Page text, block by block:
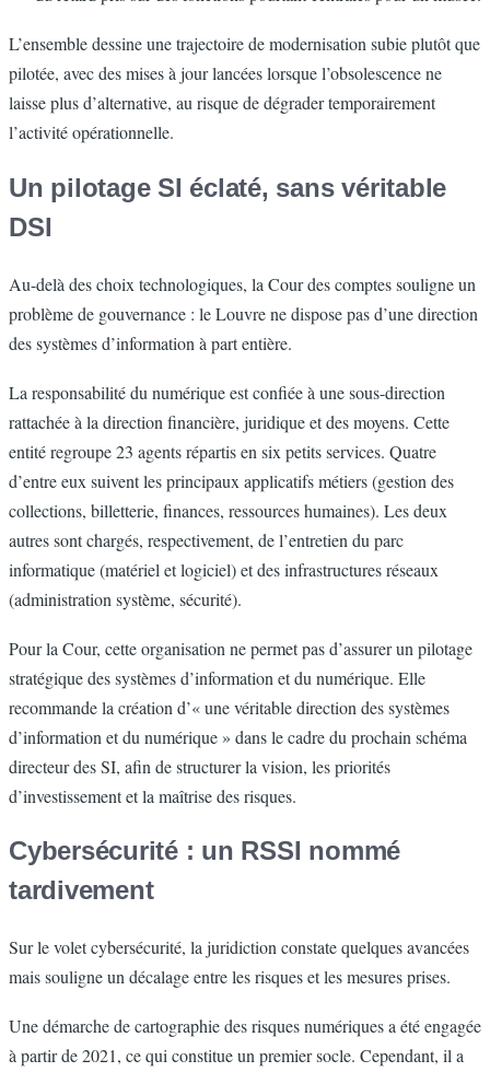
L’ensemble dessine une trajectoire de modernisation subie plutôt que
pilotée, avec des mises à jour lancées lorsque l’obsolescence ne
laisse plus d’alternative, au risque de dégrader temporairement
l’activité opérationnelle.
Un pilotage SI éclaté, sans véritable
DSI
Au-delà des choix technologiques, la Cour des comptes souligne un
problème de gouvernance : le Louvre ne dispose pas d’une direction
des systèmes d’information à part entière.
La responsabilité du numérique est confiée à une sous-direction
rattachée à la direction financière, juridique et des moyens. Cette
entité regroupe 23 agents répartis en six petits services. Quatre
d’entre eux suivent les principaux applicatifs métiers (gestion des
collections, billetterie, finances, ressources humaines). Les deux
autres sont chargés, respectivement, de l’entretien du parc
informatique (matériel et logiciel) et des infrastructures réseaux
(administration système, sécurité).
Pour la Cour, cette organisation ne permet pas d’assurer un pilotage
stratégique des systèmes d’information et du numérique. Elle
recommande la création d’« une véritable direction des systèmes
d’information et du numérique » dans le cadre du prochain schéma
directeur des SI, afin de structurer la vision, les priorités
d’investissement et la maîtrise des risques.
Cybersécurité : un RSSI nommé
tardivement
Sur le volet cybersécurité, la juridiction constate quelques avancées
mais souligne un décalage entre les risques et les mesures prises.
Une démarche de cartographie des risques numériques a été engagée
à partir de 2021, ce qui constitue un premier socle. Cependant, il a